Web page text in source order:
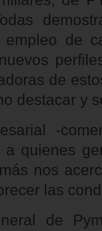
de
de
destacar y
-
a quienes
nos
las
de